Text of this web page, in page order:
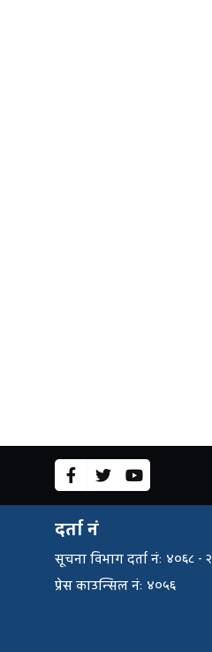
दर्ता नं
सूचना विभाग दर्ता नंः ४०६८ -
प्रेस काउन्सिल नंः ४०५६